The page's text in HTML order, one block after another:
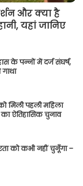
और क्या है
यहां जानिए
के पन्नों में दर्ज संघर्ष,
मिली पहली महिला
का ऐतिहासिक चुनाव
को कभी नहीं चुनूँगा –